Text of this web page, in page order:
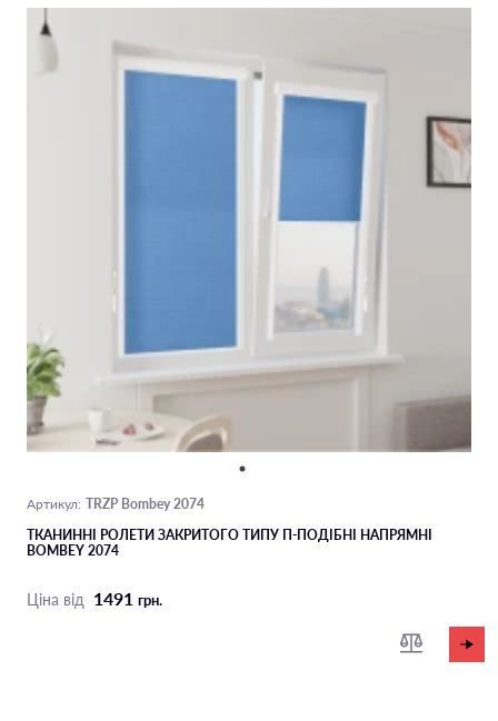
Артикул: TRZP Bombey 2074
ТКАНИННІ РОЛЕТИ ЗАКРИТОГО ТИПУ П-ПОДIБНІ НАПРЯМНІ
BOMBEY 2074
Ціна від 1491 грн.